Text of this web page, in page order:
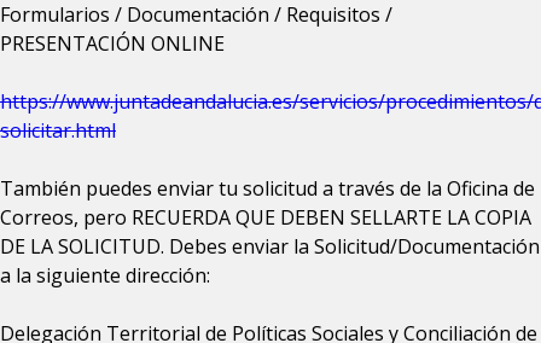
Formularios / Documentación / Requisitos /
PRESENTACIÓN ONLINE
https://www.juntadeandalucia.es/servicios/
solicitar.html
También puedes enviar tu solicitud a través de la Oficina de
Correos, pero RECUERDA QUE DEBEN SELLARTE LA COPIA
DE LA SOLICITUD. Debes enviar la Solicitud/Documentación
a la siguiente dirección:
Delegación Territorial de Políticas Sociales y Conciliación de